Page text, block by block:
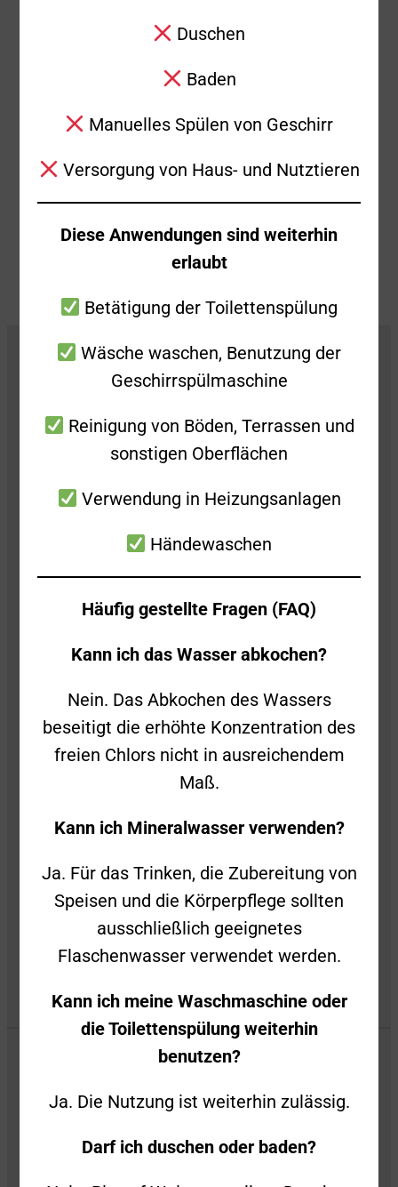
Hornwiesenstraße alarmiert. Dort sollte
eine ältere Person in der Wohnung nicht
auf Klingeln, Klopfen und Zurufe reagieren.
Kurz bevor die Einsatzkräfte den Zugang
dann doch und öffnete die Tür von Innen.
Freiwillige Feuerwehr Süßen
73079 Süßen
Folge uns auch gerne auf Social Media!
Datenschutz
Privatsphäre-Einstellungen
Privatsphäre-Historie
Duschen
Baden
Manuelles Spülen von Geschirr
Versorgung von Haus- und Nutztieren
Diese Anwendungen sind weiterhin
erlaubt
Betätigung der Toilettenspülung
Wäsche waschen, Benutzung der
Geschirrspülmaschine
Reinigung von Böden, Terrassen und
sonstigen Oberflächen
Verwendung in Heizungsanlagen
Händewaschen
Häufig gestellte Fragen (FAQ)
Kann ich das Wasser abkochen?
Nein. Das Abkochen des Wassers
beseitigt die erhöhte Konzentration des
freien Chlors nicht in ausreichendem
Maß.
Kann ich Mineralwasser verwenden?
Ja. Für das Trinken, die Zubereitung von
Speisen und die Körperpflege sollten
ausschließlich geeignetes
Flaschenwasser verwendet werden.
Kann ich meine Waschmaschine oder
die Toilettenspülung weiterhin
benutzen?
Ja. Die Nutzung ist weiterhin zulässig.
Darf ich duschen oder baden?